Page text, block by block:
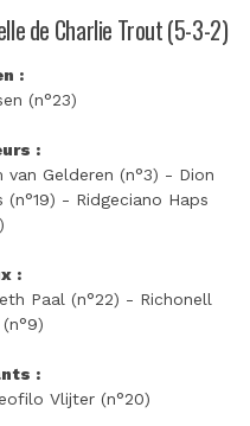
de Charlie Trout (5-3-2)
:
(n°23)
:
Gelderen (n°3) - Dion
- Ridgeciano Haps
:
Paal (n°22) - Richonell
:
Vlijter (n°20)